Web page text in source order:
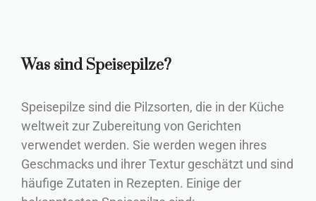
Was sind Speisepilze?
Speisepilze sind die Pilzsorten, die in der Küche
weltweit zur Zubereitung von Gerichten
verwendet werden. Sie werden wegen ihres
Geschmacks und ihrer Textur geschätzt und sind
häufige Zutaten in Rezepten. Einige der